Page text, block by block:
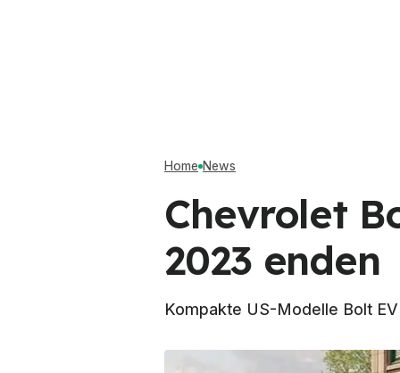
Home News
Chevrolet
2023 enden
Kompakte US-Modelle Bolt